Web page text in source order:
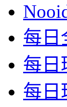
每日
每日
每日